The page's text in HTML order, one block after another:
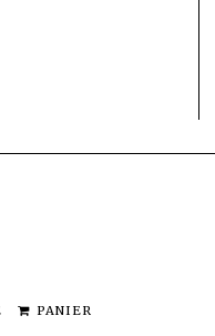
PANIER